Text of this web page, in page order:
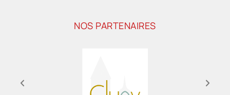
NOS PARTENAIRES